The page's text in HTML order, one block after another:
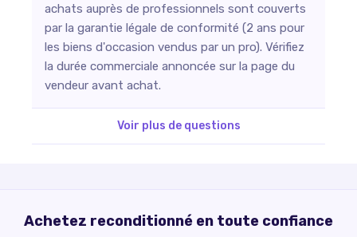
achats auprès de professionnels sont couverts
par la garantie légale de conformité (2 ans pour
les biens d'occasion vendus par un pro). Vérifiez
la durée commerciale annoncée sur la page du
vendeur avant achat.
Voir plus de questions
Achetez reconditionné en toute confiance